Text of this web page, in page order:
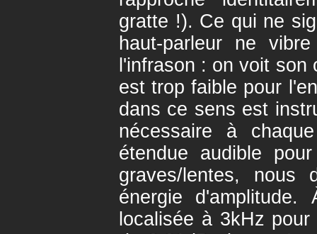
gratte !). Ce qui ne
haut-parleur ne
l'infrason : on voit
est trop faible pour
dans ce sens est
nécessaire à
étendue audible
graves/lentes, nous
énergie
localisée à 3kHz